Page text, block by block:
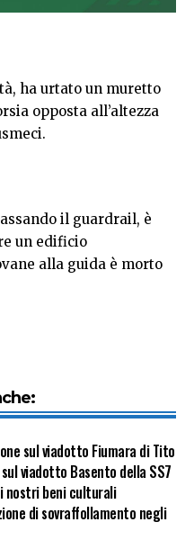
ha urtato un muretto
opposta all’altezza
il guardrail, è
un edificio
alla guida è morto
sul viadotto Fiumara di Tito
viadotto Basento della SS7
nostri beni culturali
di sovraffollamento negli